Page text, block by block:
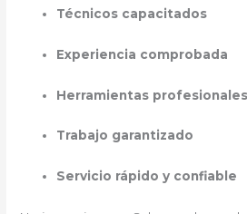
Técnicos capacitados
Experiencia comprobada
Herramientas profesionales
Trabajo garantizado
Servicio rápido y confiable